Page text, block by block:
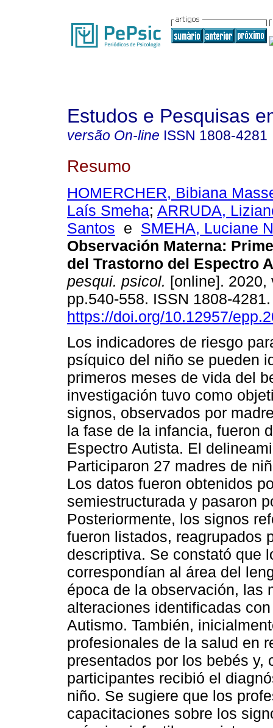
Estudos e Pesquisas
versão On-line ISSN 1808-4281
Resumo
HOMERCHER, Bibiana
Laís Smeha; ARRUDA,
Santos e SMEHA, Luciane
Observación Materna:
del Trastorno del Espectro
pesqui. psicol. [online]. 2020,
pp.540-558. ISSN 1808-
https://doi.org/10.12957/
Los indicadores de riesgo
psíquico del niño se pueden
primeros meses de vida del
investigación tuvo como
signos, observados por
la fase de la infancia, fueron
Espectro Autista. El
Participaron 27 madres de
Los datos fueron obtenidos
semiestructurada y pasaron
Posteriormente, los signos
fueron listados, reagrupados
descriptiva. Se constató que
correspondían al área del
época de la observación, las
alteraciones identificadas
Autismo. También,
profesionales de la salud en
presentados por los bebés
participantes recibió el
niño. Se sugiere que los
capacitaciones sobre los